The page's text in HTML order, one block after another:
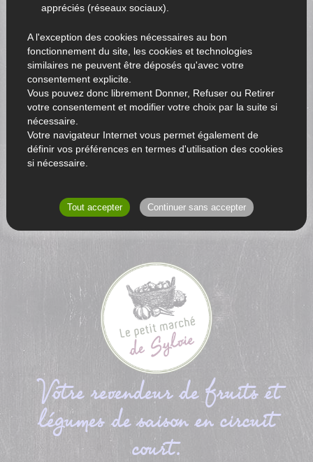
Votre revendeur de fruits et
légumes de saison en circuit
court.
appréciés (réseaux sociaux).
A l'exception des cookies nécessaires au bon
fonctionnement du site, les cookies et technologies
similaires ne peuvent être déposés qu'avec votre
consentement explicite.
Vous pouvez donc librement Donner, Refuser ou Retirer
votre consentement et modifier votre choix par la suite si
nécessaire.
Votre navigateur Internet vous permet également de
définir vos préférences en termes d'utilisation des cookies
si nécessaire.
Tout accepter Continuer sans accepter